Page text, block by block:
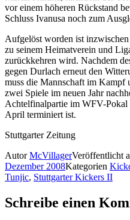
vor einem höheren Rückstand
Schluss Ivanusa noch zum
Aufgelöst worden ist
zu seinem Heimatverein und
zurückkehren wird. Nachdem
gegen Durlach erneut den
muss die Mannschaft im Kampf
zwei Spiele im neuen Jahr
Achtelfinalpartie im WFV-
April terminiert ist.
Stuttgarter Zeitung
AutorMcVillagerVeröffentlicht
Dezember 2008Kategorien
Tunjic, Stuttgarter Kickers II
Schreibe einen